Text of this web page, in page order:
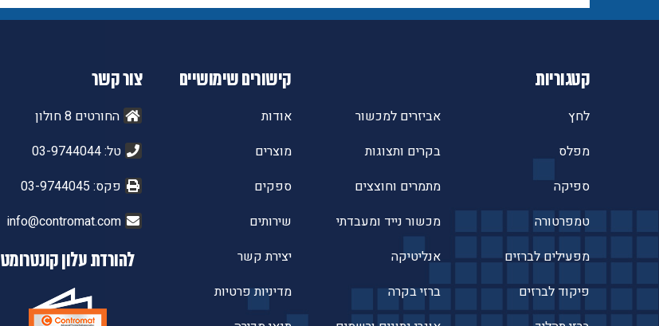
קטגוריות
לחץ
מפלס
ספיקה
טמפרטורה
מפעילים לברזים
פיקוד לברזים
אביזרים למכשור
בקרים ותצוגות
מתמרים וחוצצים
מכשור נייד ומעבדתי
אנליטיקה
ברזי בקרה
קישורים שימושיים
אודות
מוצרים
ספקים
שירותים
יצירת קשר
מדיניות פרטיות
צור קשר
החורטים 8 חולון
טל: 03-9744044
פקס: 03-9744045
info@contromat.com
להורדת עלון קונטרומט